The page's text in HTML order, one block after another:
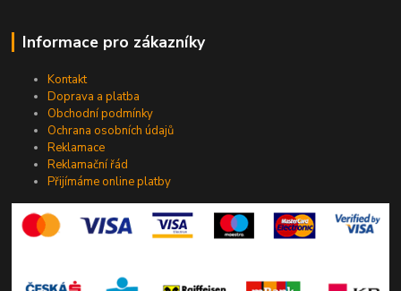
Informace pro zákazníky
Kontakt
Doprava a platba
Obchodní podmínky
Ochrana osobních údajů
Reklamace
Reklamační řád
Přijímáme online platby